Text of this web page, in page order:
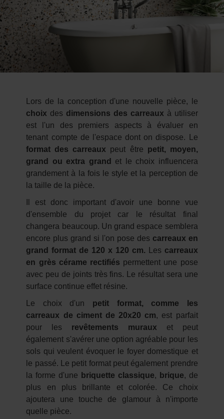
Lors de la conception d'une nouvelle pièce, le
choix des dimensions des carreaux à utiliser
est l'un des premiers aspects à évaluer en
tenant compte de l'espace dont on dispose. Le
format des carreaux peut être petit, moyen,
grand ou extra grand
et le choix influencera
grandement à la fois le style et la perception de
la taille de la pièce.
Il est donc important d'avoir une bonne vue
d'ensemble du projet car le résultat final
changera beaucoup. Un grand espace semblera
encore plus grand si l'on pose des carreaux en
grand format de 120 x 120 cm. Les carreaux
en grès cérame rectifiés permettent une pose
avec peu de joints très fins. Le résultat sera une
surface continue effet résine.
Le choix d'un petit format, comme les
carreaux de ciment de 20x20 cm, est parfait
pour les revêtements muraux et peut
également s'avérer une option agréable pour les
sols qui veulent évoquer le foyer domestique et
le passé. Le petit format peut également prendre
la forme d'une briquette classique, brique, de
plus en plus brillante et colorée. Ce choix
ajoutera une touche de glamour à n'importe
quelle pièce.